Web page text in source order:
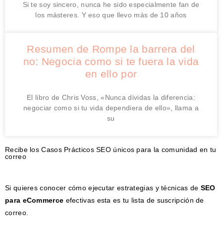
Si te soy sincero, nunca he sido especialmente fan de
los másteres. Y eso que llevo más de 10 años
Resumen de Rompe la barrera del
no: Negocia como si te fuera la vida
en ello por
El libro de Chris Voss, «Nunca dividas la diferencia:
negociar como si tu vida dependiera de ello», llama a
su
Recibe los Casos Prácticos SEO únicos para la comunidad en tu
correo
Si quieres conocer cómo ejecutar estrategias y técnicas de SEO
para eCommerce efectivas esta es tu lista de suscripción de
correo.